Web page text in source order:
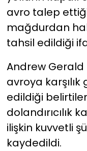
avro talep
mağdurdan
tahsil edildiği
Andrew Gerald
avroya
edildiği
dolandırıcılık
ilişkin kuvvetli
kaydedildi.